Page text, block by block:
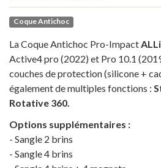
Coque Antichoc
La Coque Antichoc Pro-Impact
Active4 pro (2022) et Pro 10.1
couches de protection (silicone +
également de multiples fonctions :
Rotative 360.
Options supplémentaires :
- Sangle 2 brins
- Sangle 4 brins